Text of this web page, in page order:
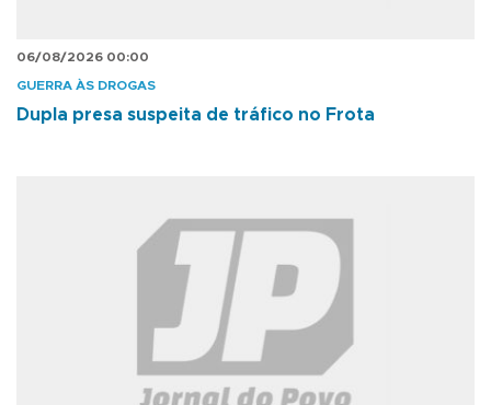
06/08/2026 00:00
GUERRA ÀS DROGAS
Dupla presa suspeita de tráfico no Frota